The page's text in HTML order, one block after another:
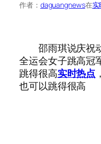
作者： daguangnews在实
邵雨琪说庆祝
全运会女子跳高冠
跳得很高实时热点
也可以跳得很高